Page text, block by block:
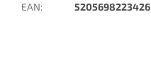
EAN: 5205698223426